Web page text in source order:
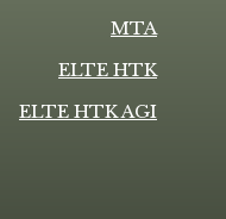
MTA
ELTE HTK
ELTE HTK AGI